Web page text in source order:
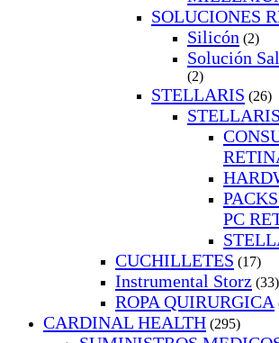
SOLUCIONES
Silicón (2)
Solución
(2)
STELLARIS (26)
PC
CUCHILLETES (17)
Instrumental Storz (33)
ROPA QUIRURGICA
CARDINAL HEALTH (295)